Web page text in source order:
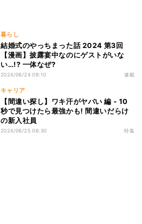
暮らし
結婚式のやっちまった話 2024 第3回
【漫画】披露宴中なのにゲストがいな
い…!? 一体なぜ?
2024/06/24 09:10 連載
キャリア
【間違い探し】ワキ汗がヤバい 編 - 10
秒で見つけたら最強かも! 間違いだらけ
の新入社員
2024/06/25 06:30 特集